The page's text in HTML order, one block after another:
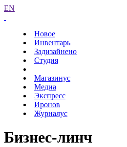
EN
Новое
Инвентарь
Задизайнено
Студия
Магазинус
Медиа
Экспресс
Иронов
Журналус
Бизнес-линч